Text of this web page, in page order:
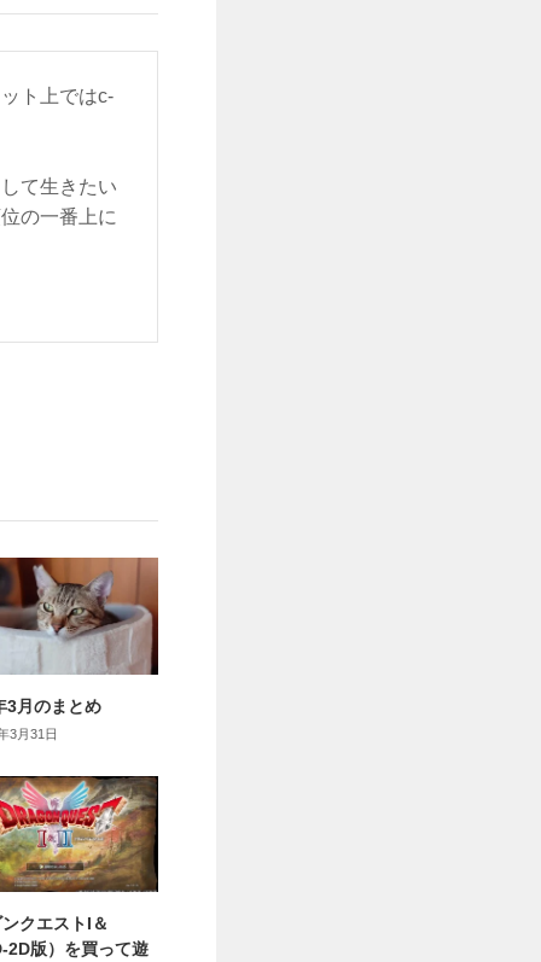
ト上ではc-
て生きたい
の一番上に
3月のまとめ
3月31日
クエストI＆
2D版）を買って遊